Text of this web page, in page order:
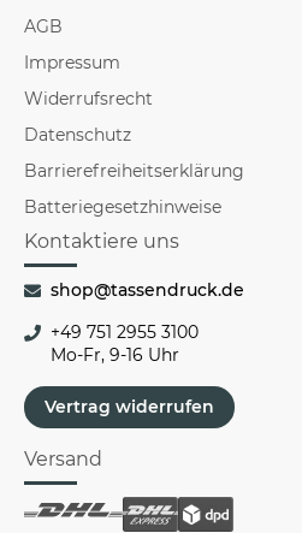
AGB
Impressum
Widerrufsrecht
Datenschutz
Barrierefreiheitserklärung
Batteriegesetzhinweise
Kontaktiere uns
shop@tassendruck.de
+49 751 2955 3100
Mo-Fr, 9-16 Uhr
Vertrag widerrufen
Versand